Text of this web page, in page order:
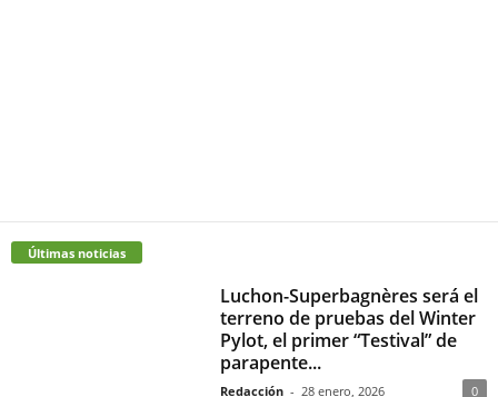
Últimas noticias
Luchon-Superbagnères será el
terreno de pruebas del Winter
Pylot, el primer “Testival” de
parapente...
Redacción - 28 enero, 2026 0